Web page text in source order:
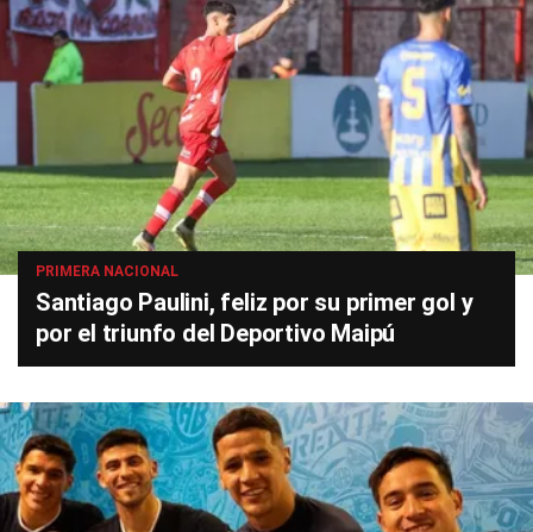
PRIMERA NACIONAL
Santiago Paulini, feliz por su primer gol y
por el triunfo del Deportivo Maipú